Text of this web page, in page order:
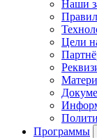
Наши
Цели
Программы